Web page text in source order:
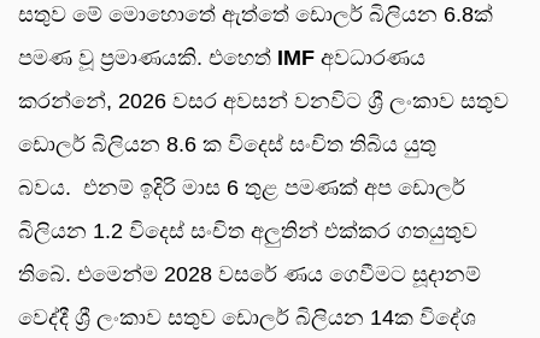
සතුව මේ මොහොතේ ඇත්තේ ඩොලර් බිලියන 6.8ක්
පමණ වූ ප්‍රමාණයකි. එහෙත් IMF අවධාරණය
කරන්නේ, 2026 වසර අවසන් වනවිට ශ්‍රී ලංකාව සතුව
ඩොලර් බිලියන 8.6 ක විදෙස් සංචිත තිබිය යුතු
බවය. එනම් ඉදිරි මාස 6 තුළ පමණක් අප ඩොලර්
බිලියන 1.2 විදෙස් සංචිත අලුතින් එක්කර ගතයුතුව
තිබේ. එමෙන්ම 2028 වසරේ ණය ගෙවීමට සූදානම්
වෙද්දී ශ්‍රී ලංකාව සතුව ඩොලර් බිලියන 14ක විදේශ